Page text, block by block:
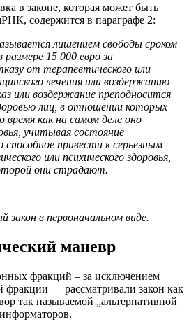
в законе, которая может быть
содержится в параграфе 2:
лишением свободы сроком
15 000 евро за
от терапевтического или
лечения или воздержанию
или воздержание преподносится
лиц, в отношении которых
время как на самом деле оно
учитывая состояние
способное привести к серьезным
или психического здоровья,
они страдают.
в первоначальном виде.
маневр
фракций – за исключением
фракции — рассматривали закон как
так называемой „альтернативной